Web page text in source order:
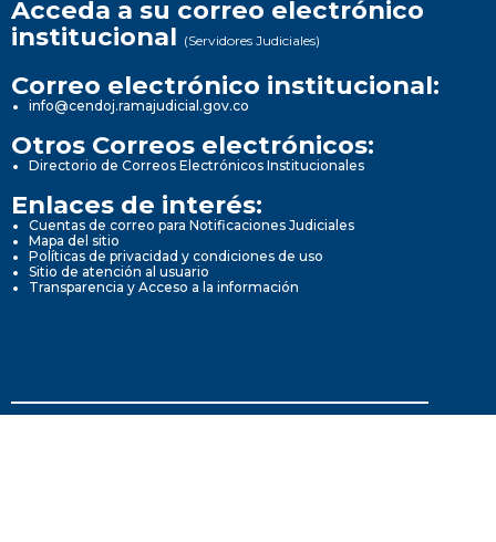
Acceda a su correo electrónico
institucional (Servidores Judiciales)
Correo electrónico institucional:
info@cendoj.ramajudicial.gov.co
Otros Correos electrónicos:
Directorio de Correos Electrónicos Institucionales
Enlaces de interés:
Cuentas de correo para Notificaciones Judiciales
Mapa del sitio
Políticas de privacidad y condiciones de uso
Sitio de atención al usuario
Transparencia y Acceso a la información